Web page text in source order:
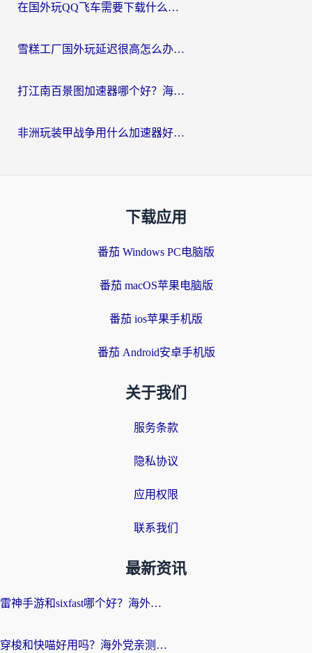
在国外玩QQ飞车需要下载什么加速器呢？海外党亲测有效的国服游戏加速指南
雪糕工厂国外玩延迟很高怎么办？海外玩家国服游戏加速终极攻略（附实测推荐）
打江南百景图加速器哪个好？海外党踩坑N次后，终于找到不卡的秘诀
非洲玩装甲战争用什么加速器好？海外党亲测有效的国服游戏加速方案
下载应用
番茄 Windows PC电脑版
番茄 macOS苹果电脑版
番茄 ios苹果手机版
番茄 Android安卓手机版
关于我们
服务条款
隐私协议
应用权限
联系我们
最新资讯
雷神手游和sixfast哪个好？海外党亲测3款回国加速器，教你选对不踩坑
穿梭和快喵好用吗？海外党亲测：小众加速器对比+番茄加速器深度体验